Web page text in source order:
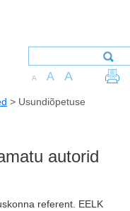
A A A
> Usundiõpetuse
autorid
referent. EELK